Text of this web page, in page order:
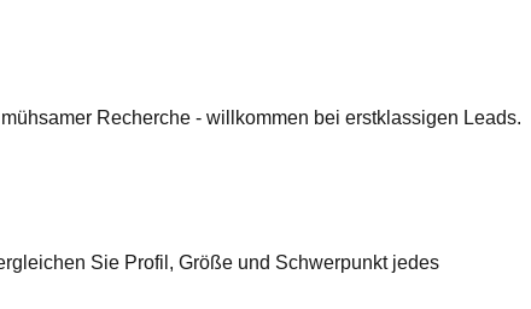
Recherche - willkommen bei erstklassigen Leads.
Sie Profil, Größe und Schwerpunkt jedes